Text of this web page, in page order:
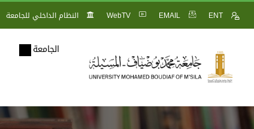
ENT
EMAIL
WebTV النظام الداخلي للجامعة
الجامعة